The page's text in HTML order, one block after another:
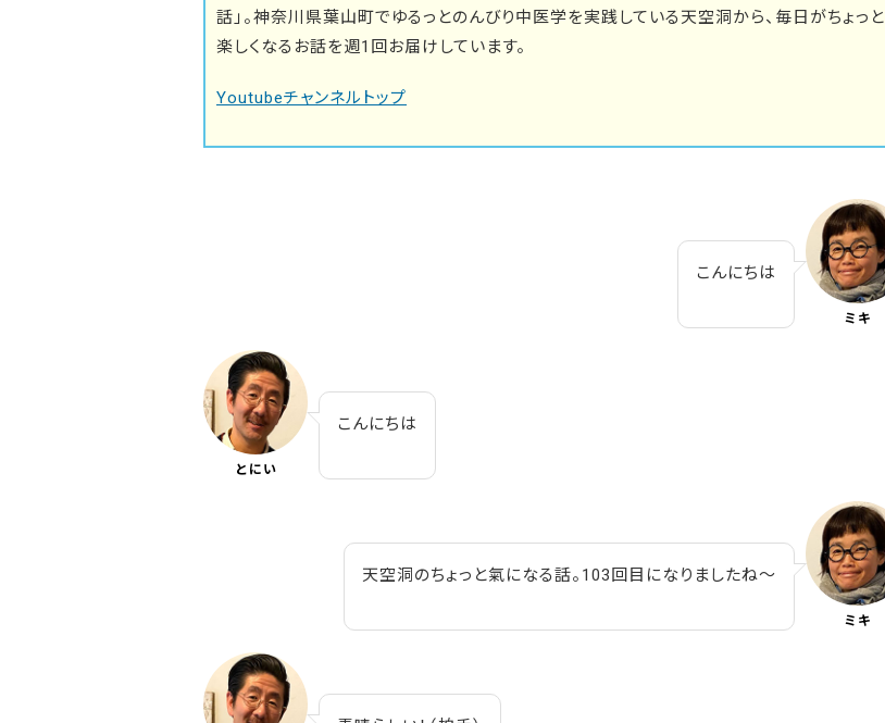
話」。神奈川県葉山町でゆるっとのんびり中医学を実践している天空洞から、毎日がちょっと
楽しくなるお話を週1回お届けしています。
Youtubeチャンネルトップ
こんにちは
ミキ
とにい
こんにちは
天空洞のちょっと氣になる話。103回目になりましたね～
ミキ